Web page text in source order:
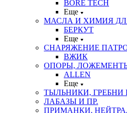
BORE TECH
Еще
МАСЛА И ХИМИЯ
БЕРКУТ
Еще
СНАРЯЖЕНИЕ
ВЖИК
ОПОРЫ,
ALLEN
Еще
ТЫЛЬНИКИ,
ЛАБАЗЫ И ПР.
ПРИМАНКИ,